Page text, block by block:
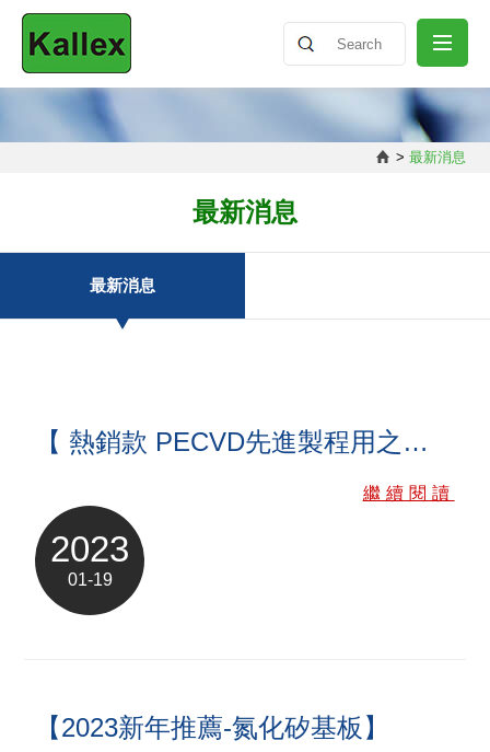
最新消息
聯絡我們
> 最新消息
最新消息
最新消息
【 熱銷款 PECVD先進製程用之碳化矽承載盤】
繼續閱讀
2023
01-19
【2023新年推薦-氮化矽基板】